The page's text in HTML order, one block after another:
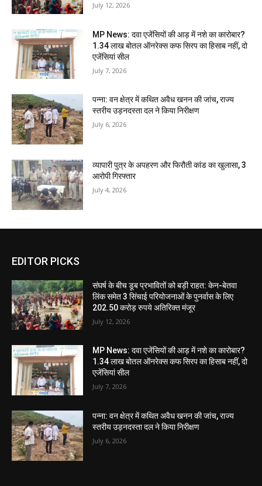
July 12, 2026
MP News: दवा एजेंसियों की आड़ में नशे का कारोबार?
1.34 लाख बोतल ऑनरेक्स कफ सिरप का हिसाब नहीं, दो
एजेंसियां सील
July 7, 2026
पन्ना: वन क्षेत्र में कथित अवैध खनन की जांच, राज्य
स्तरीय उड़नदस्ता दल ने किया निरीक्षण
July 6, 2026
व्यापारी पुत्र के अपहरण और फिरौती कांड का खुलासा, 3
आरोपी गिरफ्तार
July 4, 2026
EDITOR PICKS
संघर्ष के बीच डूब प्रभावितों को बड़ी राहत: केन-बेतवा
लिंक समेत 3 सिंचाई परियोजनाओं के पुनर्वास के लिए
202.50 करोड़ रुपये अतिरिक्त मंजूर
July 12, 2026
MP News: दवा एजेंसियों की आड़ में नशे का कारोबार?
1.34 लाख बोतल ऑनरेक्स कफ सिरप का हिसाब नहीं, दो
एजेंसियां सील
July 7, 2026
पन्ना: वन क्षेत्र में कथित अवैध खनन की जांच, राज्य
स्तरीय उड़नदस्ता दल ने किया निरीक्षण
July 6, 2026